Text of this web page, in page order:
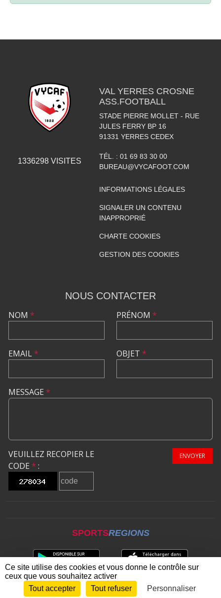
1336298VISITES
VAL YERRES CROSNE
ASS.FOOTBALL
STADE PIERRE MOLLET - RUE
JULES FERRY BP 16
91331 YERRES CEDEX
TÉL. : 01 69 83 30 00
BUREAU@VYCAFOOT.COM
INFORMATIONS LÉGALES
SIGNALER UN CONTENU
INAPPROPRIÉ
CHARTE COOKIES
GESTION DES COOKIES
NOUS CONTACTER
NOM *
EMAIL*
PRÉNOM *
OBJET *
MESSAGE *
VEUILLEZ RECOPIER LE
CODE * :
ENVOYER
SPORTSREGIONS
Envie de participer ? CONNEXION
Ce site utilise des cookies et vous donne le contrôle sur
ceux que vous souhaitez activer
Tout accepter
Tout refuser Personnaliser